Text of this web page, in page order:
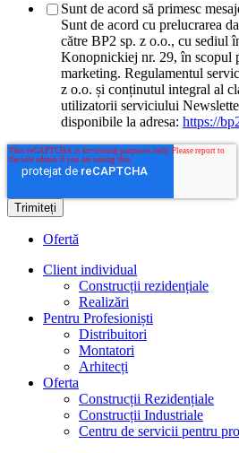
Sunt de acord să primesc
Sunt de acord cu prelucrarea
către BP2 sp. z o.o., cu sediul
Konopnickiej nr. 29, în scopul
marketing. Regulamentul
z o.o. și conținutul integral al
utilizatorii serviciului
disponibile la adresa: https://
Ofertă
Client individual
Construcții rezidențiale
Realizări
Pentru Profesioniști
Distribuitori
Montatori
Arhitecți
Oferta
Construcții Rezidențiale
Construcții Industriale
Centru de servicii pentru